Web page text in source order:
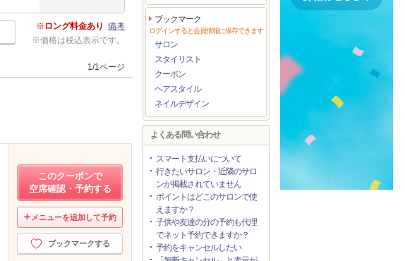
ロング料金あり 備考
価格は税込表示です。
1/1ページ
このクーポンで
空席確認・予約する
メニューを追加して予約
ブックマークする
ブックマーク
ログインすると会員情報に保存できます
サロン
スタイリスト
クーポン
ヘアスタイル
ネイルデザイン
よくある問い合わせ
スマート支払いについて
行きたいサロン・近隣のサロ
ンが掲載されていません
ポイントはどこのサロンで使
えますか？
子供や友達の分の予約も代理
でネット予約できますか？
予約をキャンセルしたい